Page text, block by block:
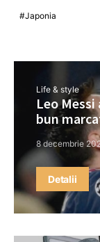
Japonia
Life & style
Leo
bun
8 decembrie
Detalii